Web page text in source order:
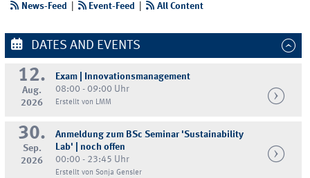
News-Feed Event-Feed | All Content
DATES AND EVENTS
12.
Aug.
2026
Exam | Innovationsmanagement
08:00 - 09:00 Uhr
Erstellt von LMM
30.
Sep.
2026
Anmeldung zum BSc Seminar 'Sustainability
Lab' | noch offen
00:00 - 23:45 Uhr
Erstellt von Sonja Gensler